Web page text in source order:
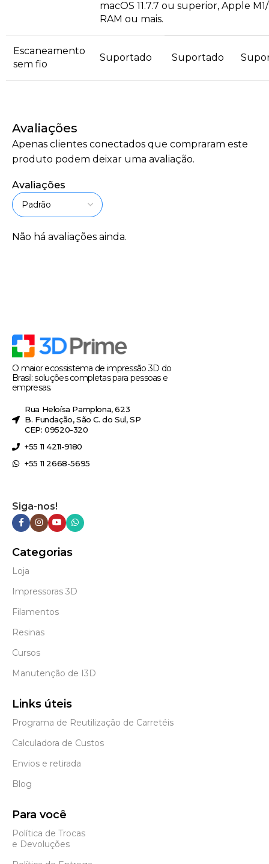
macOS 11.7.7 ou superior, Apple
RAM ou mais.
Escaneamento
sem fio
Suportado Suportado
Avaliações
Avaliações
Não há avaliações ainda.
Apenas clientes conectados que compraram este
produto podem deixar uma avaliação.
O maior ecossistema de impressão 3D do
Brasil: soluções completas para pessoas e
empresas.
Rua Heloísa Pamplona, 623
B. Fundação, São C. do Sul, SP
CEP: 09520-320
+55 11 4211-9180
+55 11 2668-5695
Siga-nos!
Categorias
Loja
Impressoras 3D
Filamentos
Resinas
Cursos
Manutenção de I3D
Links úteis
Programa de Reutilização de Carretéis
Calculadora de Custos
Envios e retirada
Blog
Para você
Política de Trocas
e Devoluções